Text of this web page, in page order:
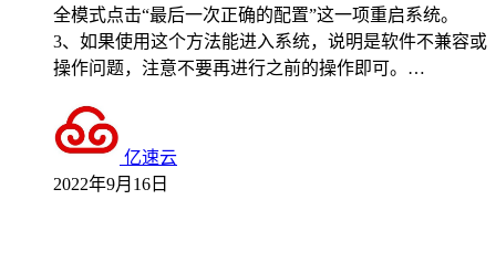
全模式点击“最后一次正确的配置”这一项重启系统。
3、如果使用这个方法能进入系统，说明是软件不兼容或
操作问题，注意不要再进行之前的操作即可。…
亿速云
2022年9月16日